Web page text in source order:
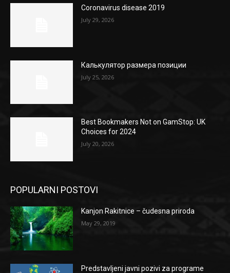
Coronavirus disease 2019
July 29, 2026
Калькулятор размера позиции
July 25, 2026
Best Bookmakers Not on GamStop: UK
Choices for 2024
July 20, 2026
POPULARNI POSTOVI
Kanjon Rakitnice – čudesna priroda
May 29, 2019
Predstavljeni javni pozivi za programe